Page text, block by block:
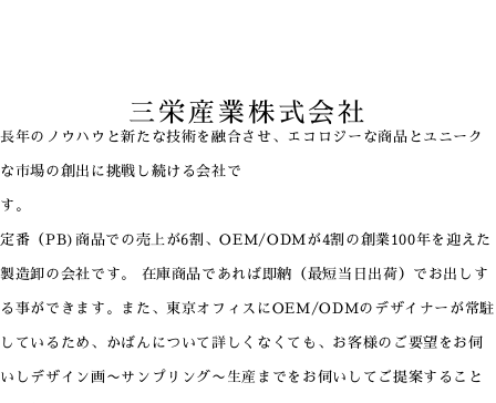
三栄産業株式会社
長年のノウハウと新たな技術を融合させ、エコロジーな商品とユニーク
な市場の創出に挑戦し続ける会社で
す。
定番（PB)商品での売上が6割、OEM/ODMが4割の創業100年を迎えた
製造卸の会社です。 在庫商品であれば即納（最短当日出荷）でお出しす
る事ができます。また、東京オフィスにOEM/ODMのデザイナーが常駐
しているため、かばんについて詳しくなくても、お客様のご要望をお伺
いしデザイン画〜サンプリング〜生産までをお伺いしてご提案すること